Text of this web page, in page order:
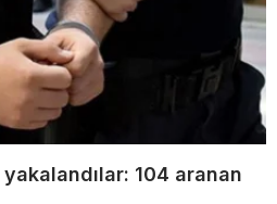
104 aranan